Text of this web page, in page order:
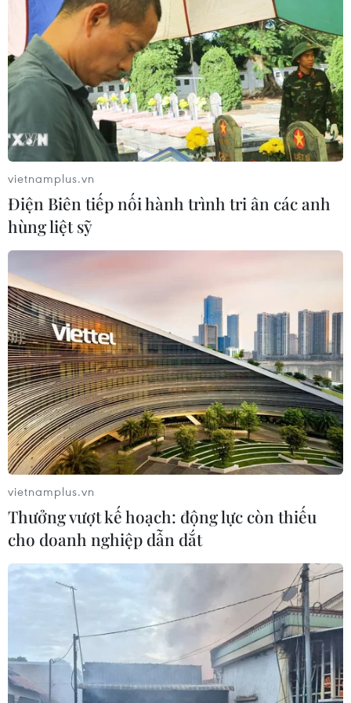
Chuyên gia Canada đánh giá cao bản
lĩnh đối ngoại của Việt Nam
07/08/2026 03:49
Venezuela khởi động đàm phán về
tiến trình chuyển giao chính trị
Sập công trình tại Cuba khiến 2
07/08/2026 01:48
Đảng Cộng hòa đề xuất dự luật trao
thêm thẩm quyền thuế quan cho ông
Trump
07/08/2026 00:33
Cựu Giám đốc Viện Quốc gia về Dị
ứng của Mỹ bị buộc tội khinh thường
Quốc hội
07/08/2026 00:25
Mexico triển khai hàng nghìn binh sỹ
bảo vệ các vùng trồng bơ trọng điểm
07/08/2026 00:09
Mỹ: Lãi suất thế chấp tăng lên mức
vietnamplus.vn
Điện Biên tiếp nối hành trình tri ân các anh
hùng liệt sỹ
vietnamplus.vn
Thưởng vượt kế hoạch: động lực còn thiếu
cho doanh nghiệp dẫn dắt